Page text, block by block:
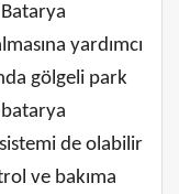
yardımcı
gölgeli park
de olabilir
ve bakıma